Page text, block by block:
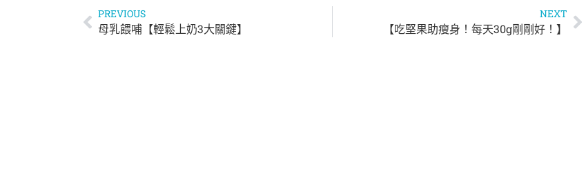
PREVIOUS
母乳餵哺【輕鬆上奶3大關鍵】
NEXT
【吃堅果助瘦身！每天30g剛剛好！】